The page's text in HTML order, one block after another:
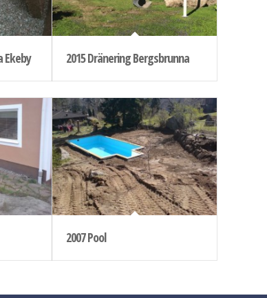
Ekeby 2015 Dränering Bergsbrunna
2007 Pool